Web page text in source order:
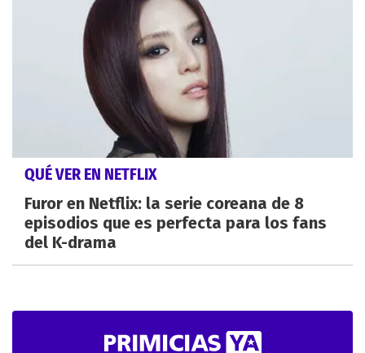
QUÉ VER EN NETFLIX
Furor en Netflix: la serie coreana de 8
episodios que es perfecta para los fans
del K-drama